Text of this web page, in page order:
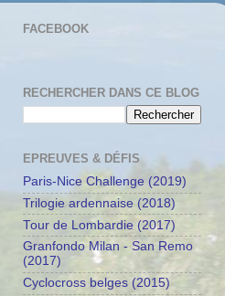
FACEBOOK
RECHERCHER DANS CE BLOG
EPREUVES & DÉFIS
Paris-Nice Challenge (2019)
Trilogie ardennaise (2018)
Tour de Lombardie (2017)
Granfondo Milan - San Remo
(2017)
Cyclocross belges (2015)